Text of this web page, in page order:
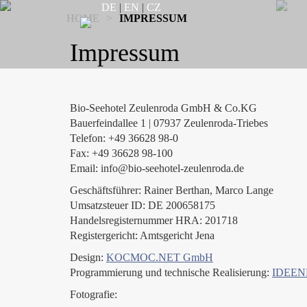
DE | EN | CZ
HOME > IMPRESSUM
Impressum
Bio-Seehotel Zeulenroda GmbH & Co.KG
Bauerfeindallee 1 | 07937 Zeulenroda-Triebes
Telefon: +49 36628 98-0
Fax: +49 36628 98-100
Email: info@bio-seehotel-zeulenroda.de
Geschäftsführer: Rainer Berthan, Marco Lange
Umsatzsteuer ID: DE 200658175
Handelsregisternummer HRA: 201718
Registergericht: Amtsgericht Jena
Design: KOCMOC.NET GmbH
Programmierung und technische Realisierung:
Fotografie: